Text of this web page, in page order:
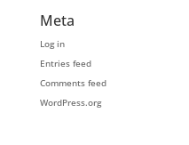
Meta
Log in
Entries feed
Comments feed
WordPress.org